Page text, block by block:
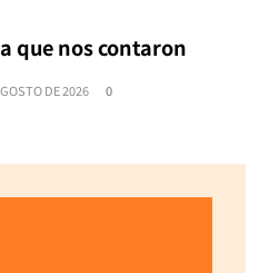
que nos contaron
DE 2026 0